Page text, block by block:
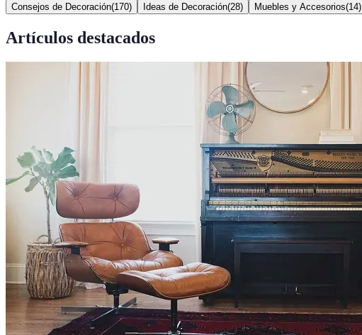
Consejos de Decoración(170) Ideas de Decoración(28) Muebles y Accesorios(14)
Artículos destacados